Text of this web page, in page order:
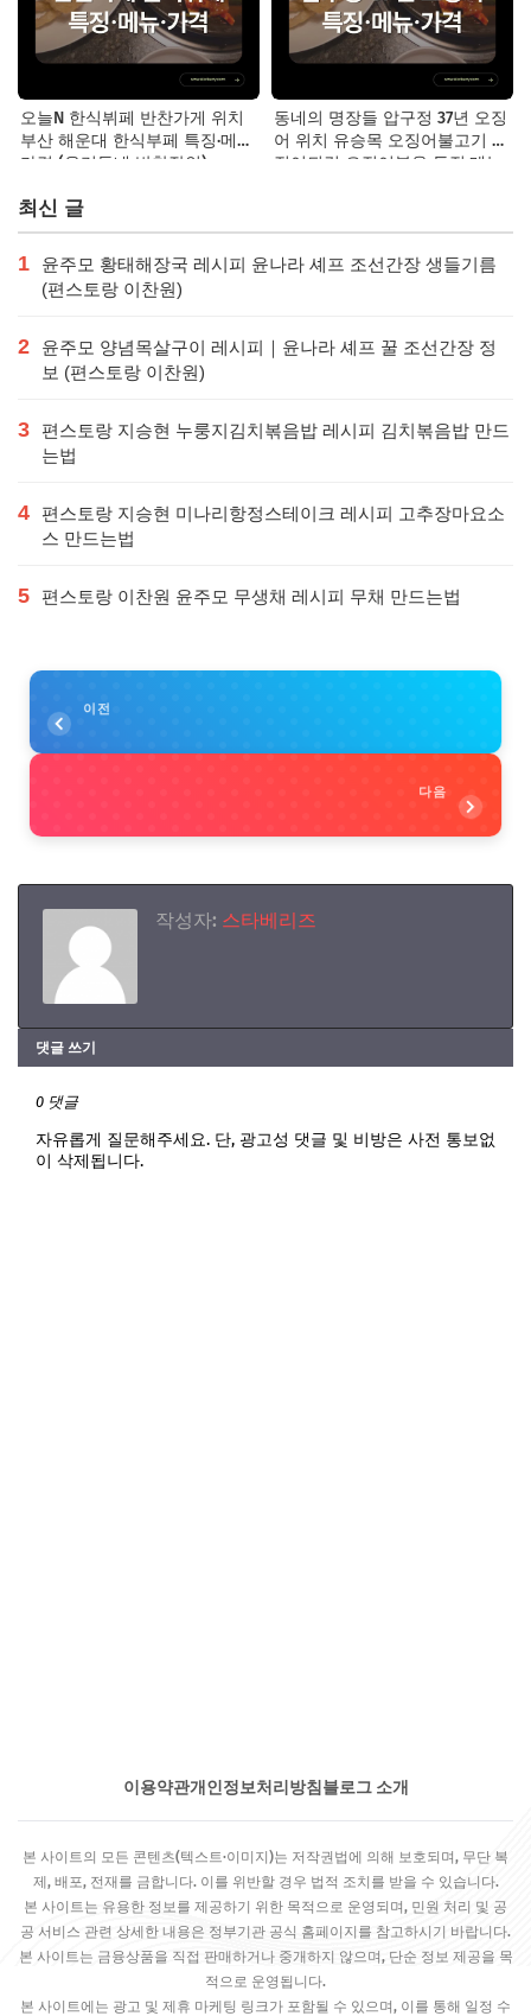
오늘N 한식뷔페 반찬가게 위치
부산 해운대 한식부페 특징·메뉴·
가격 (우리동네 반찬장인)
동네의 명장들 압구정 37년 오징
어 위치 유승목 오징어불고기 오
징어튀김 오징어볶음 특징·메뉴·
최신 글
1
윤주모 황태해장국 레시피 윤나라 셰프 조선간장 생들기름
(편스토랑 이찬원)
2
윤주모 양념목살구이 레시피｜윤나라 셰프 꿀 조선간장 정
보 (편스토랑 이찬원)
3
편스토랑 지승현 누룽지김치볶음밥 레시피 김치볶음밥 만드
는법
4
편스토랑 지승현 미나리항정스테이크 레시피 고추장마요소
스 만드는법
5 편스토랑 이찬원 윤주모 무생채 레시피 무채 만드는법
이전
다음
작성자: 스타베리즈
댓글 쓰기
0 댓글
자유롭게 질문해주세요. 단, 광고성 댓글 및 비방은 사전 통보없
이 삭제됩니다.
이용약관개인정보처리방침 블로그 소개
본 사이트의 모든 콘텐츠(텍스트·이미지)는 저작권법에 의해 보호되며, 무단 복
제, 배포, 전재를 금합니다. 이를 위반할 경우 법적 조치를 받을 수 있습니다.
본 사이트는 유용한 정보를 제공하기 위한 목적으로 운영되며, 민원 처리 및 공
공 서비스 관련 상세한 내용은 정부기관 공식 홈페이지를 참고하시기 바랍니다.
본 사이트는 금융상품을 직접 판매하거나 중개하지 않으며, 단순 정보 제공을 목
적으로 운영됩니다.
본 사이트에는 광고 및 제휴 마케팅 링크가 포함될 수 있으며, 이를 통해 일정 수